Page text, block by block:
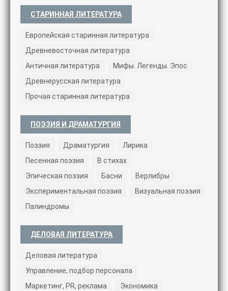
СТАРИННАЯ ЛИТЕРАТУРА
Европейская старинная литература
Древневосточная литература
Античная литература
Мифы. Легенды. Эпос
Древнерусская литература
Прочая старинная литература
ПОЭЗИЯ И ДРАМАТУРГИЯ
Поэзия Драматургия
Лирика
Песенная поэзия
В стихах
Эпическая поэзия
Басни
Верлибры
Экспериментальная поэзия
Визуальная поэзия
Палиндромы
ДЕЛОВАЯ ЛИТЕРАТУРА
Деловая литература
Управление, подбор персонала
Маркетинг, PR, реклама
Экономика